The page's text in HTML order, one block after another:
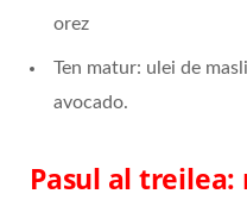
orez
Ten matur: ulei de
avocado.
Pasul al